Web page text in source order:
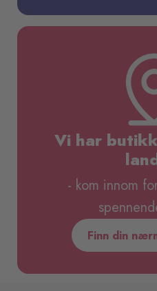
Vi har
- kom innom
Finn din